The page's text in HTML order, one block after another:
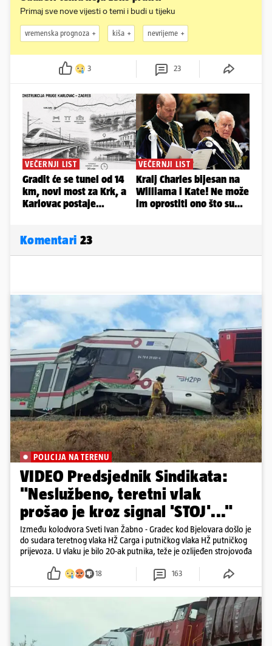
Primaj sve nove vijesti o temi i budi u tijeku
vremenska prognoza kiša nevrijeme
3 23
Komentari 23
POLICIJA NA TERENU
VIDEO Predsjednik Sindikata:
"Neslužbeno, teretni vlak
prošao je kroz signal 'STOJ'..."
Između kolodvora Sveti Ivan Žabno - Gradec kod Bjelovara došlo je
do sudara teretnog vlaka HŽ Carga i putničkog vlaka HŽ putničkog
prijevoza. U vlaku je bilo 20-ak putnika, teže je ozlijeđen strojovođa
18 163